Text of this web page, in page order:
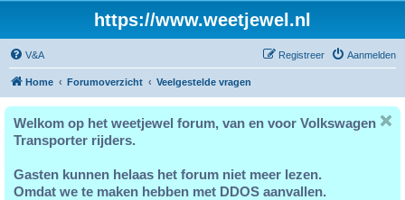
https://www.weetjewel.nl
V&A Aanmelden
Registreer
Home Forumoverzicht Veelgestelde vragen
Welkom op het weetjewel forum, van en voor Volkswagen
Transporter rijders.
Gasten kunnen helaas het forum niet meer lezen.
Omdat we te maken hebben met DDOS aanvallen.